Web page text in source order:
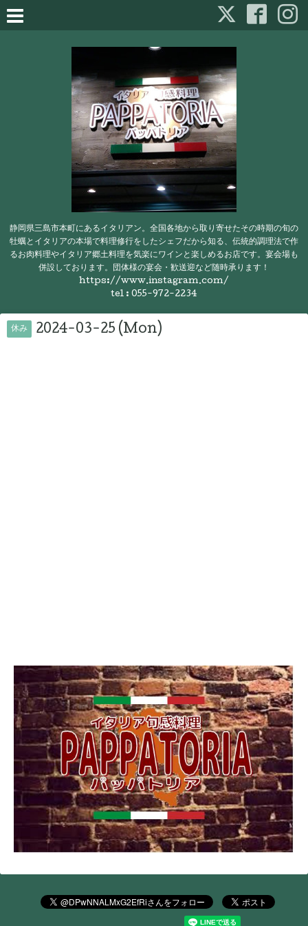
静岡県三島市本町にあるイタリアン。全国各地から取り寄せたその時期の旬の
牡蠣とイタリアの本場で料理修行をしたシェフだから知る、伝統的調理法で作
るお肉料理やイタリア郷土料理を気楽にワインと楽しめるお店です。宴会場も
併設しております。団体様の宴会・歓送迎など随時承ります！
https://www.instagram.com/
tel : 055-972-2234
休み 2024-03-25 (Mon)